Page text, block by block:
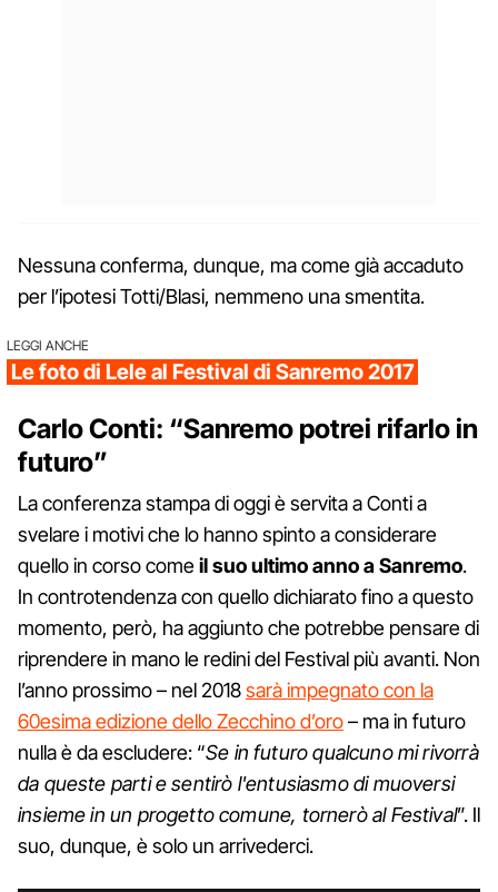
Nessuna conferma, dunque, ma come già accaduto
per l’ipotesi Totti/Blasi, nemmeno una smentita.
LEGGI ANCHE
Le foto di Lele al Festival di Sanremo 2017
Carlo Conti: “Sanremo potrei rifarlo in
futuro”
La conferenza stampa di oggi è servita a Conti a
svelare i motivi che lo hanno spinto a considerare
quello in corso comeil suo ultimo anno a Sanremo.
In controtendenza con quello dichiarato fino a questo
momento, però, ha aggiunto che potrebbe pensare di
riprendere in mano le redini del Festival più avanti. Non
l’anno prossimo – nel 2018sarà impegnato con la
60esima edizione dello Zecchino d’oro– ma in futuro
nulla è da escludere: “Se in futuro qualcuno mi rivorrà
da queste parti e sentirò l'entusiasmo di muoversi
insieme in un progetto comune, tornerò al Festival”. Il
suo, dunque, è solo un arrivederci.